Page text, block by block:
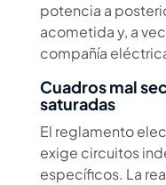
potencia a
acometida y, a
compañía
Cuadros mal
saturadas
El reglamento
exige circuitos
específicos. La